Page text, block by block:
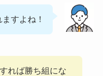
すよね！
れば勝ち組にな